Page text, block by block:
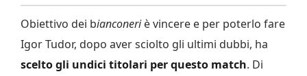
Obiettivo dei bianconeriè vincere e per poterlo fare
Igor Tudor, dopo aver sciolto gli ultimi dubbi, ha
scelto gli undici titolari per questo match. Di